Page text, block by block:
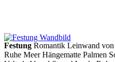
Festung Romantik Leinwand
Ruhe Meer Hängematte Palmen